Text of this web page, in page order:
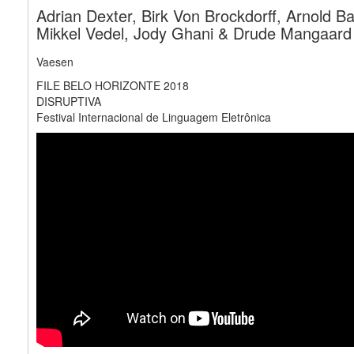
Adrian Dexter, Birk Von Brockdorff, Arnold
Mikkel Vedel, Jody Ghani & Drude Mangaard
Vaesen
FILE BELO HORIZONTE 2018
DISRUPTIVA
Festival Internacional de Linguagem Eletrônica